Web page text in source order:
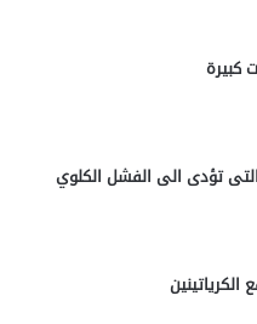
كبيرة
التى تؤدى الى الفشل الكلوي